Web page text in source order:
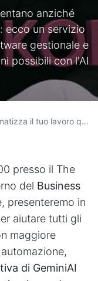
anziché
ecco un servizio
gestionale e
possibili con l'AI
integra l'intelligenza artificiale generativa con il tuo ERP Odoo
presso il The
del Business
presenteremo in
aiutare tutti gli
maggiore
di GeminiAI